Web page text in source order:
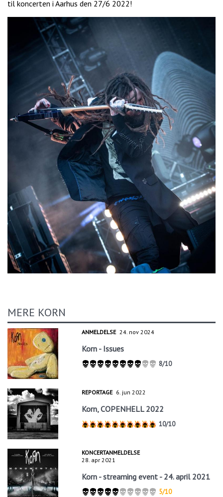
til koncerten i Aarhus den 27/6 2022!
MERE KORN
ANMELDELSE 24. nov 2024
Korn - Issues
8/10
REPORTAGE 6. jun 2022
Korn, COPENHELL 2022
10/10
KONCERTANMELDELSE
28. apr 2021
Korn - streaming event - 24. april 2021
5/10